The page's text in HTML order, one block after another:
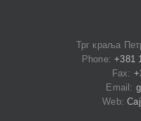
Трг краља
Phone:+381
Fax:
Email:
Web: